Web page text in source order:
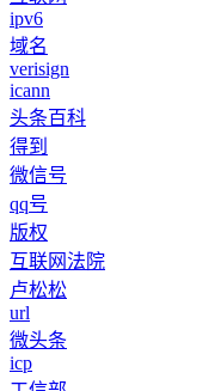
ipv6
域名
verisign
icann
头条百科
得到
微信号
qq号
版权
互联网法院
卢松松
url
微头条
icp